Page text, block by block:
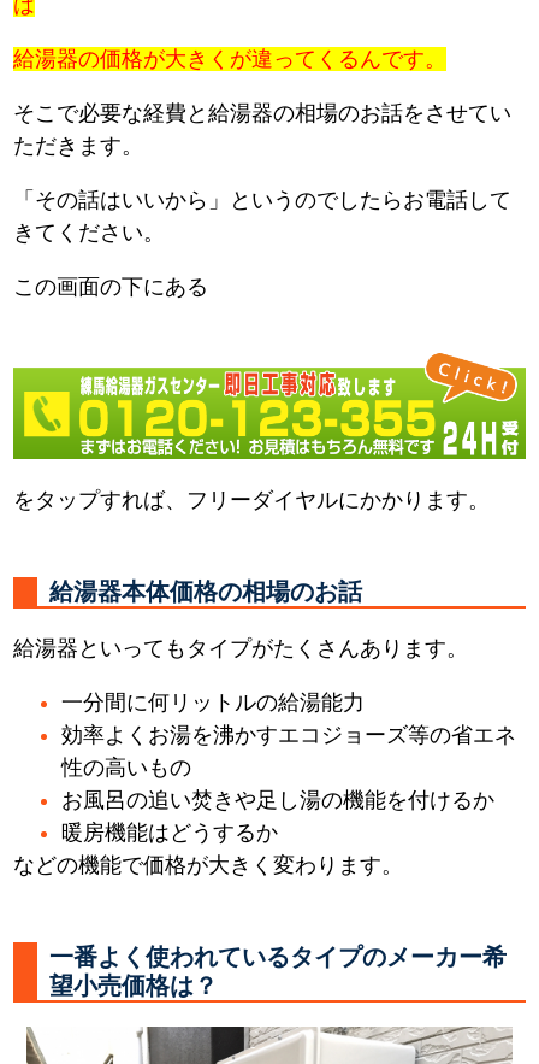
給湯器の価格が大きくが違ってくるんです。
そこで必要な経費と給湯器の相場のお話をさせてい
ただきます。
「その話はいいから」というのでしたらお電話して
きてください。
この画面の下にある
をタップすれば、フリーダイヤルにかかります。
給湯器本体価格の相場のお話
給湯器といってもタイプがたくさんあります。
一分間に何リットルの給湯能力
効率よくお湯を沸かすエコジョーズ等の省エネ
性の高いもの
お風呂の追い焚きや足し湯の機能を付けるか
暖房機能はどうするか
などの機能で価格が大きく変わります。
一番よく使われているタイプのメーカー希
望小売価格は？